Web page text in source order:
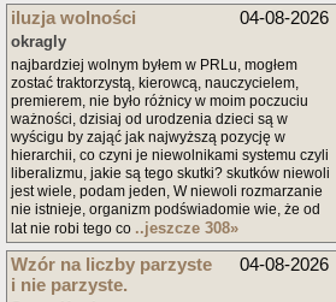
04-08-2026
iluzja wolności
okragly
najbardziej wolnym byłem w PRLu, mogłem
zostać traktorzystą, kierowcą, nauczycielem,
premierem, nie było różnicy w moim poczuciu
ważności, dzisiaj od urodzenia dzieci są w
wyścigu by zająć jak najwyższą pozycję w
hierarchii, co czyni je niewolnikami systemu czyli
liberalizmu, jakie są tego skutki? skutków niewoli
jest wiele, podam jeden, W niewoli rozmarzanie
nie istnieje, organizm podświadomie wie, że od
lat nie robi tego co ..jeszcze 308»
04-08-2026
Wzór na liczby parzyste
i nie parzyste.